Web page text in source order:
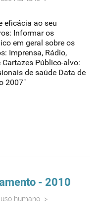
eficácia ao seu
Informar os
em geral sobre os
Imprensa, Rádio,
Público-alvo:
de saúde Data de
2007"
- 2010
humano >